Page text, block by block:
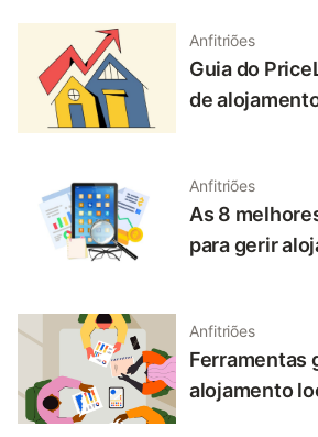
Anfitriões
Guia do
de
Anfitriões
As 8
para gerir
Anfitriões
Ferramentas
alojamento